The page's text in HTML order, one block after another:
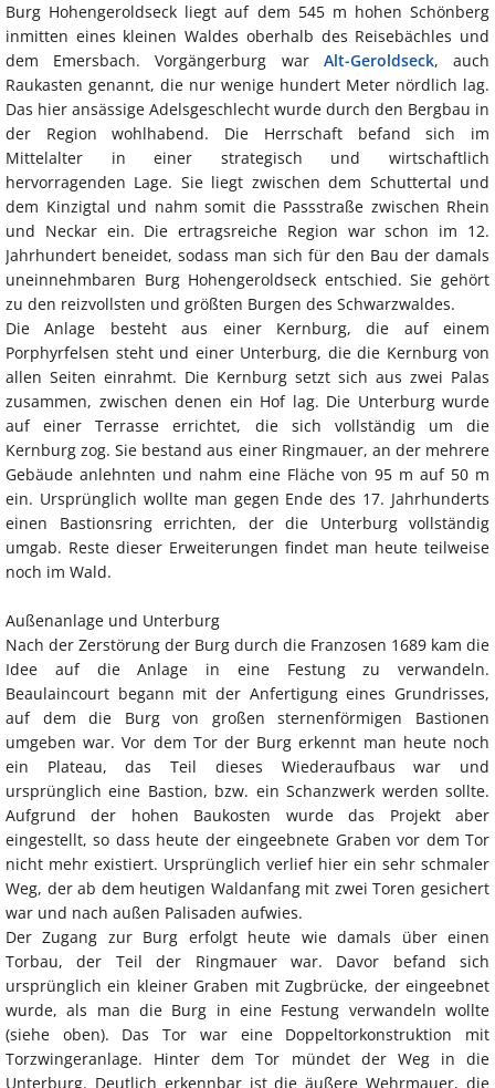
Burg Hohengeroldseck liegt auf dem 545 m hohen Schönberg
inmitten eines kleinen Waldes oberhalb des Reisebächles und
dem Emersbach. Vorgängerburg war Alt-Geroldseck, auch
Raukasten genannt, die nur wenige hundert Meter nördlich lag.
Das hier ansässige Adelsgeschlecht wurde durch den Bergbau in
der Region wohlhabend. Die Herrschaft befand sich im
Mittelalter in einer strategisch und wirtschaftlich
hervorragenden Lage. Sie liegt zwischen dem Schuttertal und
dem Kinzigtal und nahm somit die Passstraße zwischen Rhein
und Neckar ein. Die ertragsreiche Region war schon im 12.
Jahrhundert beneidet, sodass man sich für den Bau der damals
uneinnehmbaren Burg Hohengeroldseck entschied. Sie gehört
zu den reizvollsten und größten Burgen des Schwarzwaldes.
Die Anlage besteht aus einer Kernburg, die auf einem
Porphyrfelsen steht und einer Unterburg, die die Kernburg von
allen Seiten einrahmt. Die Kernburg setzt sich aus zwei Palas
zusammen, zwischen denen ein Hof lag. Die Unterburg wurde
auf einer Terrasse errichtet, die sich vollständig um die
Kernburg zog. Sie bestand aus einer Ringmauer, an der mehrere
Gebäude anlehnten und nahm eine Fläche von 95 m auf 50 m
ein. Ursprünglich wollte man gegen Ende des 17. Jahrhunderts
einen Bastionsring errichten, der die Unterburg vollständig
umgab. Reste dieser Erweiterungen findet man heute teilweise
noch im Wald.
Außenanlage und Unterburg
Nach der Zerstörung der Burg durch die Franzosen 1689 kam die
Idee auf die Anlage in eine Festung zu verwandeln.
Beaulaincourt begann mit der Anfertigung eines Grundrisses,
auf dem die Burg von großen sternenförmigen Bastionen
umgeben war. Vor dem Tor der Burg erkennt man heute noch
ein Plateau, das Teil dieses Wiederaufbaus war und
ursprünglich eine Bastion, bzw. ein Schanzwerk werden sollte.
Aufgrund der hohen Baukosten wurde das Projekt aber
eingestellt, so dass heute der eingeebnete Graben vor dem Tor
nicht mehr existiert. Ursprünglich verlief hier ein sehr schmaler
Weg, der ab dem heutigen Waldanfang mit zwei Toren gesichert
war und nach außen Palisaden aufwies.
Der Zugang zur Burg erfolgt heute wie damals über einen
Torbau, der Teil der Ringmauer war. Davor befand sich
ursprünglich ein kleiner Graben mit Zugbrücke, der eingeebnet
wurde, als man die Burg in eine Festung verwandeln wollte
(siehe oben). Das Tor war eine Doppeltorkonstruktion mit
Torzwingeranlage. Hinter dem Tor mündet der Weg in die
Unterburg. Deutlich erkennbar ist die äußere Wehrmauer, die